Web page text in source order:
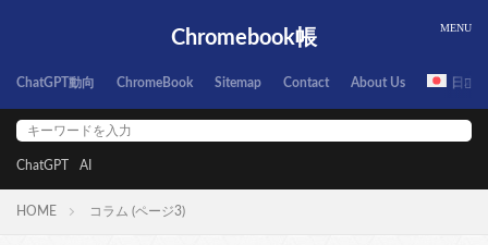
Chromebook帳
ChatGPT動向 ChromeBook Sitemap Contact About Us 日本
ChatGPT AI
HOME コラム (ページ3)